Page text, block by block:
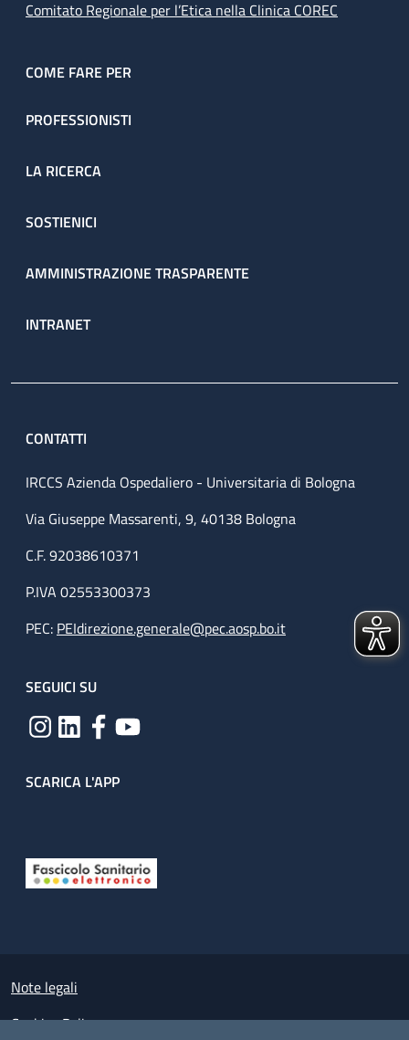
Comitato Regionale per l’Etica nella Clinica COREC
COME FARE PER
PROFESSIONISTI
LA RICERCA
SOSTIENICI
AMMINISTRAZIONE TRASPARENTE
INTRANET
CONTATTI
IRCCS Azienda Ospedaliero - Universitaria di Bologna
Via Giuseppe Massarenti, 9, 40138 Bologna
C.F. 92038610371
P.IVA 02553300373
PEC: PEIdirezione.generale@pec.aosp.bo.it
SEGUICI SU
SCARICA L'APP
Small prints
Note legali
Cookies Policy